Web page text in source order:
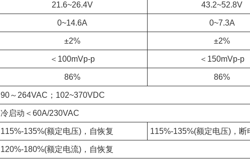
21.6~26.4V 43.2~52.8V
0~14.6A 0~7.3A
±2% ±2%
＜100mVp-p ＜150mVp-p
86% 86%
90～264VAC；102~370VDC
冷启动＜60A/230VAC
115%-135%(额定电压)，自恢复 115%-135%(额定电压)，断
120%-180%(额定电流)，自恢复